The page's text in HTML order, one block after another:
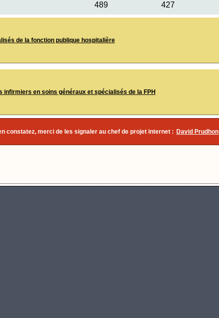
489 427
de la fonction publique hospitalière
infirmiers en soins généraux et spécialisés de la FPH
constatez, merci de les signaler au chef de projet internet : David Prudhon